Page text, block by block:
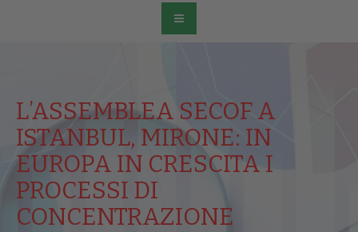
L’ASSEMBLEA SECOF A
ISTANBUL, MIRONE: IN
EUROPA IN CRESCITA I
PROCESSI DI
CONCENTRAZIONE